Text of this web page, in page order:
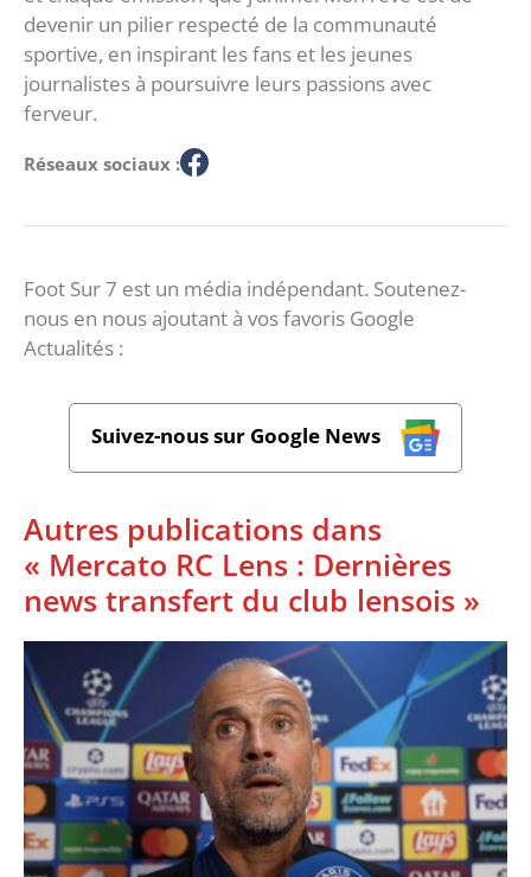
devenir un pilier respecté de la communauté
sportive, en inspirant les fans et les jeunes
journalistes à poursuivre leurs passions avec
ferveur.
Réseaux sociaux :
Foot Sur 7 est un média indépendant. Soutenez-
nous en nous ajoutant à vos favoris Google
Actualités :
Suivez-nous sur Google News
Autres publications dans
« Mercato RC Lens : Dernières
news transfert du club lensois »